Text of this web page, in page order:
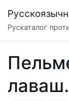
содержимому
Рускаталог